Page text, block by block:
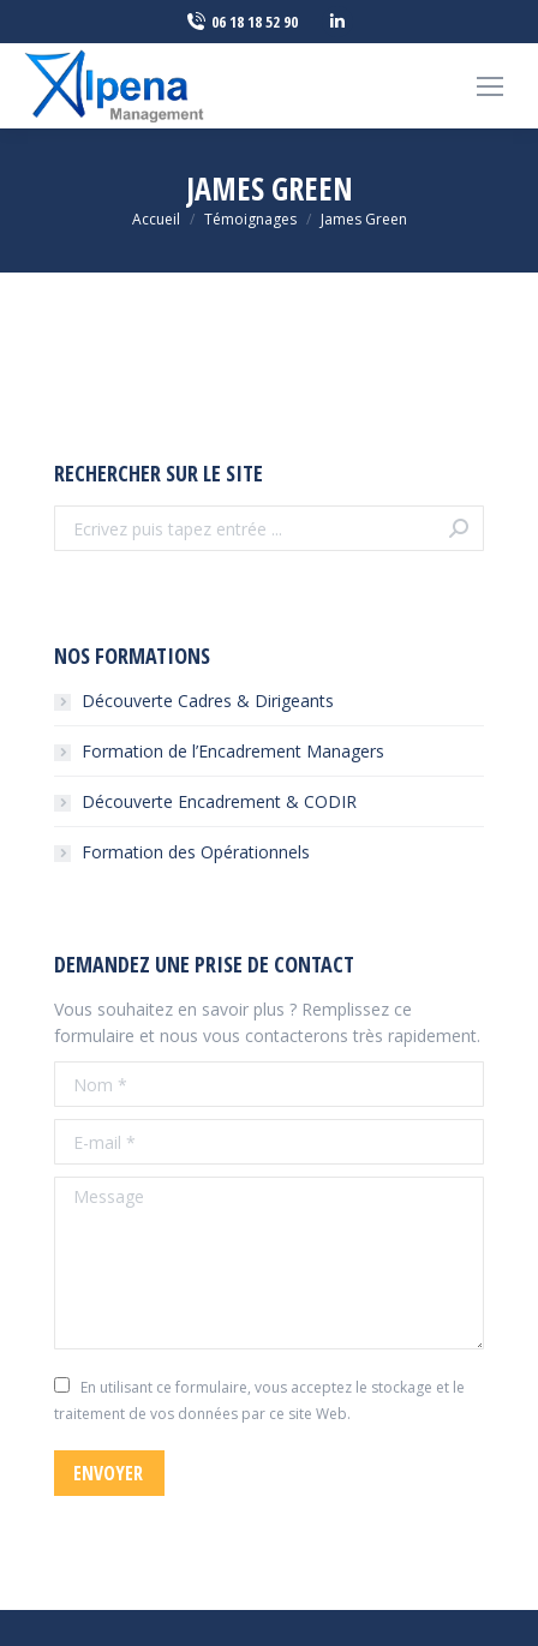
06 18 18 52 90
window
JAMES GREEN
Vous êtes ici :
Accueil Témoignages James Green
RECHERCHER SUR LE SITE
NOS FORMATIONS
Découverte Cadres & Dirigeants
Formation de l’Encadrement Managers
Découverte Encadrement & CODIR
Formation des Opérationnels
DEMANDEZ UNE PRISE DE CONTACT
Vous souhaitez en savoir plus ? Remplissez ce
formulaire et nous vous contacterons très rapidement.
Nom *
E-mail *
Message
En utilisant ce formulaire, vous acceptez le stockage et le
traitement de vos données par ce site Web.
ENVOYER